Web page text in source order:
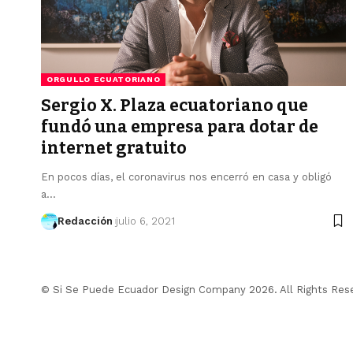
ORGULLO ECUATORIANO
Sergio X. Plaza ecuatoriano que
fundó una empresa para dotar de
internet gratuito
En pocos días, el coronavirus nos encerró en casa y obligó
a…
Redacción julio 6, 2021
© Si Se Puede Ecuador Design Company 2026. All Rights